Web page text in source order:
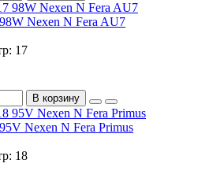
Nexen N Fera AU7
17
В корзину
Nexen N Fera Primus
18